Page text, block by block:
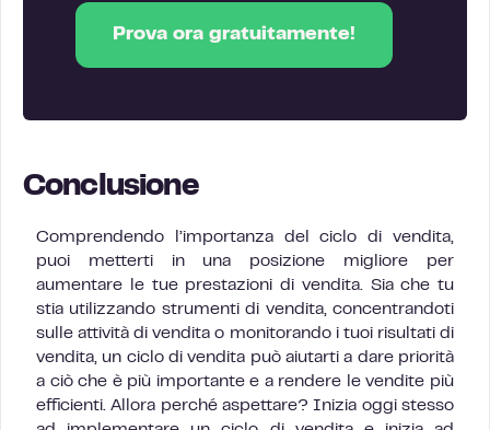
Prova ora gratuitamente!
Conclusione
Comprendendo l’importanza del ciclo di vendita,
puoi metterti in una posizione migliore per
aumentare le tue prestazioni di vendita. Sia che tu
stia utilizzando strumenti di vendita, concentrandoti
sulle attività di vendita o monitorando i tuoi risultati di
vendita, un ciclo di vendita può aiutarti a dare priorità
a ciò che è più importante e a rendere le vendite più
efficienti. Allora perché aspettare? Inizia oggi stesso